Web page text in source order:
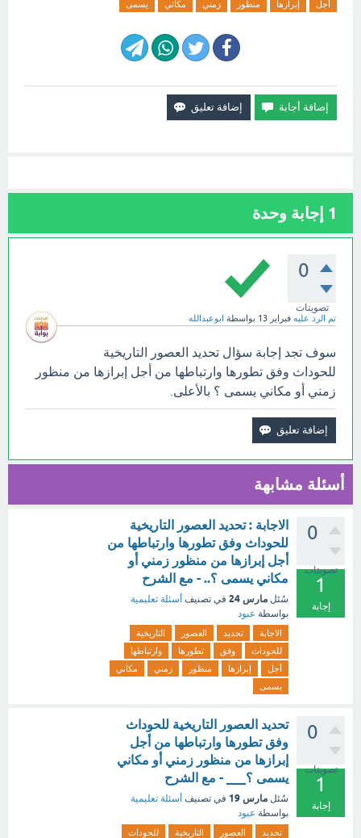
أجل إبرازها منظور زمني مكاني يسمى
1 إجابة وحدة
0
تصويتات
تم الرد عليه فبراير 13 بواسطة ابوعبدالله
سوف تجد إجابة سؤال تحديد العصور التاريخية
للحوداث وفق تطورها وارتباطها من أجل إبرازها من منظور
زمني أو مكاني يسمى ؟ بالأعلى.
أسئلة مشابهة
0
تصويتات
1
إجابة
الاجابة : تحديد العصور التاريخية
للحوداث وفق تطورها وارتباطها من
أجل إبرازها من منظور زمني أو
مكاني يسمى ؟.. - مع الشرح
سُئل مارس 24 في تصنيف أسئلة تعليمية
بواسطة عبود
الاجابة تحديد العصور
التاريخية
للحوداث
وفق تطورها
وارتباطها
أجل
إبرازها منظور زمني
مكاني
يسمى
0
تصويتات
1
إجابة
تحديد العصور التاريخية للحوداث
وفق تطورها وارتباطها من أجل
إبرازها من منظور زمني أو مكاني
يسمى ؟___ - مع الشرح
سُئل مارس 19 في تصنيف أسئلة تعليمية
بواسطة عبود
تحديد العصور التاريخية
للحوداث